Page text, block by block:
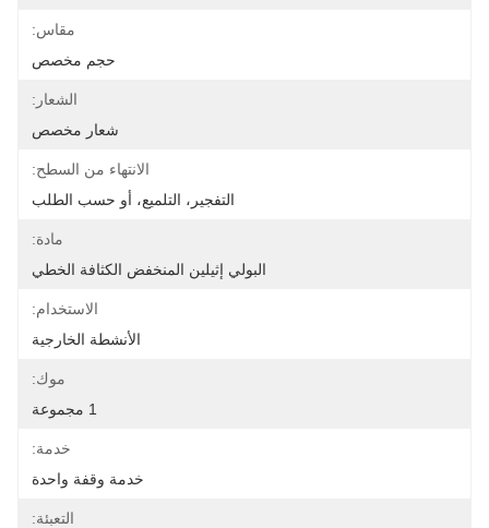
مقاس:
حجم مخصص
الشعار:
شعار مخصص
الانتهاء من السطح:
التفجير، التلميع، أو حسب الطلب
مادة:
البولي إثيلين المنخفض الكثافة الخطي
الاستخدام:
الأنشطة الخارجية
موك:
خدمة:
خدمة وقفة واحدة
التعبئة: